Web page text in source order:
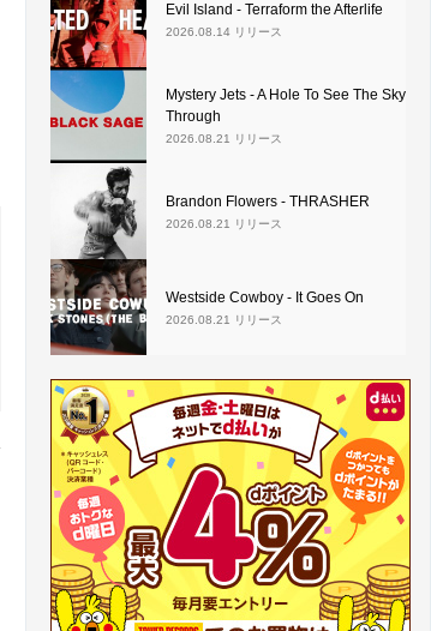
Evil Island - Terraform the Afterlife
2026.08.14 リリース
Mystery Jets - A Hole To See The Sky
Through
2026.08.21 リリース
Brandon Flowers - THRASHER
2026.08.21 リリース
Westside Cowboy - It Goes On
2026.08.21 リリース